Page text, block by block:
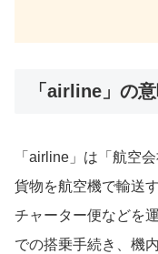
「airline」の
「airline」は「航空
貨物を航空機で輸送
チャーター便などを
での搭乗手続き、機